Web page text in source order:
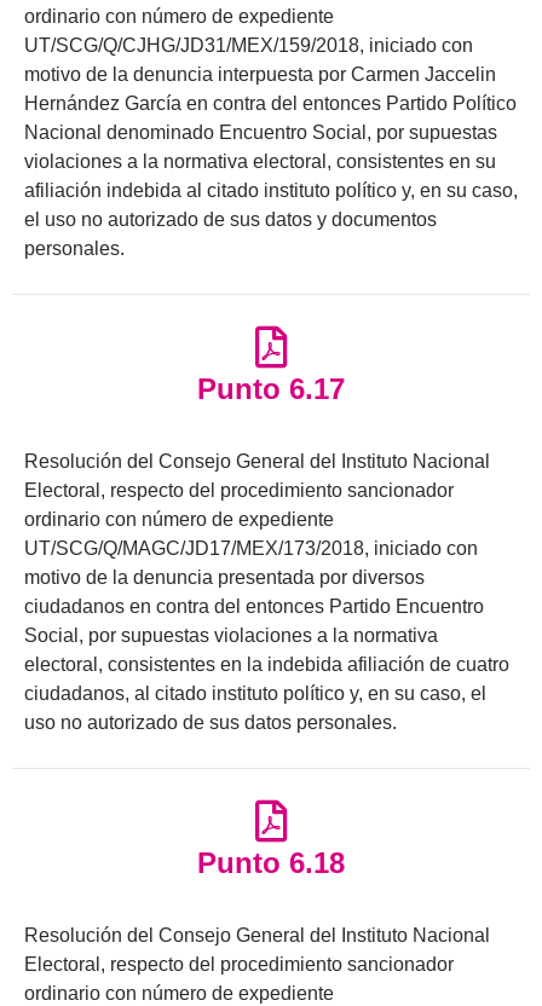
ordinario con número de expediente
UT/SCG/Q/CJHG/JD31/MEX/159/2018, iniciado con
motivo de la denuncia interpuesta por Carmen Jaccelin
Hernández García en contra del entonces Partido Político
Nacional denominado Encuentro Social, por supuestas
violaciones a la normativa electoral, consistentes en su
afiliación indebida al citado instituto político y, en su caso,
el uso no autorizado de sus datos y documentos
personales.
Punto 6.17
Resolución del Consejo General del Instituto Nacional
Electoral, respecto del procedimiento sancionador
ordinario con número de expediente
UT/SCG/Q/MAGC/JD17/MEX/173/2018, iniciado con
motivo de la denuncia presentada por diversos
ciudadanos en contra del entonces Partido Encuentro
Social, por supuestas violaciones a la normativa
electoral, consistentes en la indebida afiliación de cuatro
ciudadanos, al citado instituto político y, en su caso, el
uso no autorizado de sus datos personales.
Punto 6.18
Resolución del Consejo General del Instituto Nacional
Electoral, respecto del procedimiento sancionador
ordinario con número de expediente